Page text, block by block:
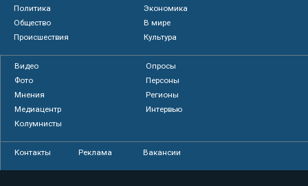
Политика
Экономика
Общество
В мире
Происшествия
Культура
Видео
Опросы
Фото
Персоны
Мнения
Регионы
Медиацентр
Интервью
Колумнисты
Контакты Реклама Вакансии